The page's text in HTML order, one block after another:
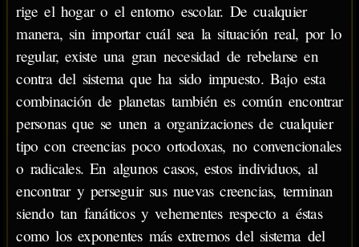
rige el hogar o el entorno escolar. De cualquier
manera, sin importar cuál sea la situación real, por lo
regular, existe una gran necesidad de rebelarse en
contra del sistema que ha sido impuesto. Bajo esta
combinación de planetas también es común encontrar
personas que se unen a organizaciones de cualquier
tipo con creencias poco ortodoxas, no convencionales
o radicales. En algunos casos, estos individuos, al
encontrar y perseguir sus nuevas creencias, terminan
siendo tan fanáticos y vehementes respecto a éstas
como los exponentes más extremos del sistema del